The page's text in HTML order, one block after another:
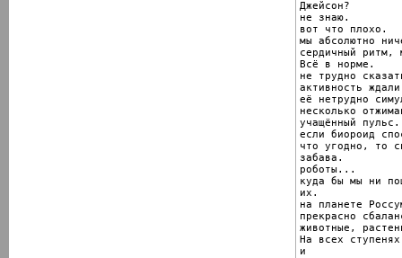
Джейсон?
не знаю.
вот что плохо.
мы абсолютно
сердичный ритм,
Всё в норме.
не трудно
активность
её нетрудно
несколько
учащённый
если биороид
что угодно, то
забава.
роботы...
куда бы мы ни
их.
на планете
прекрасно
животные,
На всех
и